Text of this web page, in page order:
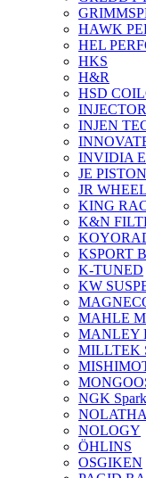
HAWK
HEL
HKS
H&R
HSD
INJEN
INVIDIA
JE
JR
KING
K&N
KSPORT
K-TUNED
KW
MAHLE
MANLEY
MILLTEK
NGK
NOLOGY
ÖHLINS
OSGIKEN